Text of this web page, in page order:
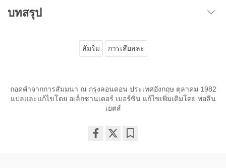
บทสรุป
ลัมริม การเสียสละ
ถอดคำจากการสัมมนา ณ กรุงลอนดอน ประเทศอังกฤษ ตุลาคม 1982
แปลและแก้ไขโดย อเล็กซานเดอร์ เบอร์ซิ่น แก้ไขเพิ่มเติมโดย พอลีน
เยตส์